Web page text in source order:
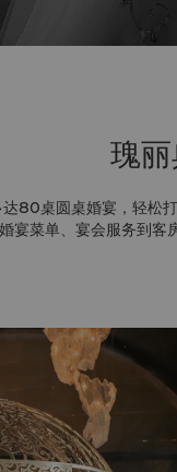
瑰
80桌圆桌婚宴，轻松
宴菜单、宴会服务到客